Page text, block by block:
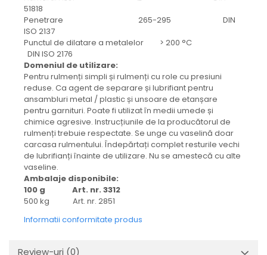
MAMMUT LIFT
Mecanice
Electrice
Hidraulice
Motor electric si pompa hidraulica
Cilindru hidraulic si protectie
burduf
ERHEL - HYDRIS
Hidraulice
Electrice
Mecanice
Role, bucse si bolturi
Motoras electric si pompa
51818
Penetrare 265-295 DIN
ISO 2137
Punctul de dilatare a metalelor > 200 °C
DIN ISO 2176
Domeniul de utilizare:
Pentru rulmenți simpli și rulmenți cu role cu presiuni
reduse. Ca agent de separare și lubrifiant pentru
ansambluri metal / plastic și unsoare de etanșare
pentru garnituri. Poate fi utilizat în medii umede și
chimice agresive. Instrucțiunile de la producătorul de
rulmenți trebuie respectate. Se unge cu vaselină doar
carcasa rulmentului. Îndepărtați complet resturile vechi
de lubrifianți înainte de utilizare. Nu se amestecă cu alte
vaseline.
Ambalaje disponibile:
100 g Art. nr. 3312
500 kg Art. nr. 2851
Informatii conformitate produs
Review-uri (0)